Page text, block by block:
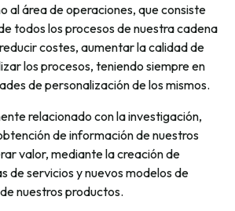
al área de operaciones, que consiste
todos los procesos de nuestra cadena
costes, aumentar la calidad de
los procesos, teniendo siempre en
de personalización de los mismos.
relacionado con la investigación,
de información de nuestros
valor, mediante la creación de
de servicios y nuevos modelos de
nuestros productos.